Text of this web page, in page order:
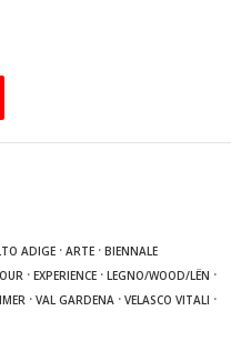
ADIGE ·ARTE ·BIENNALE
·EXPERIENCE ·LEGNO/WOOD/LËN ·
·VAL GARDENA ·VELASCO VITALI ·